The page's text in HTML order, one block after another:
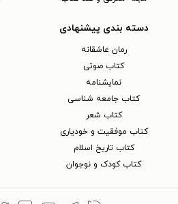
دسته بندی پیشنهادی
رمان عاشقانه
کتاب‌ صوتی
نمایشنامه
کتاب جامعه شناسی
کتاب شعر
کتاب موفقیت و خودیاری
کتاب تاریخ اسلام
کتاب کودک و نوجوان